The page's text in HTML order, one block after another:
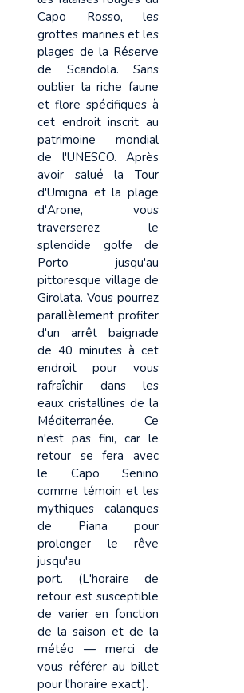
Capo Rosso, les
grottes marines et les
plages de la Réserve
de Scandola. Sans
oublier la riche faune
et flore spécifiques à
cet endroit inscrit au
patrimoine mondial
de l'UNESCO. Après
avoir salué la Tour
d'Umigna et la plage
d'Arone, vous
traverserez le
splendide golfe de
Porto jusqu'au
pittoresque village de
Girolata. Vous pourrez
parallèlement profiter
d'un arrêt baignade
de 40 minutes à cet
endroit pour vous
rafraîchir dans les
eaux cristallines de la
Méditerranée. Ce
n'est pas fini, car le
retour se fera avec
le Capo Senino
comme témoin et les
mythiques calanques
de Piana pour
prolonger le rêve
jusqu'au
port. (L'horaire de
retour est susceptible
de varier en fonction
de la saison et de la
météo — merci de
vous référer au billet
pour l'horaire exact).